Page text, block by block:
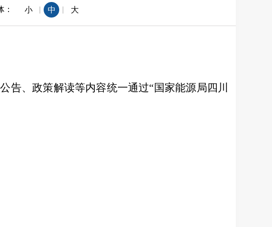
： 小 | 中 | 大
告、政策解读等内容统一通过“国家能源局四川